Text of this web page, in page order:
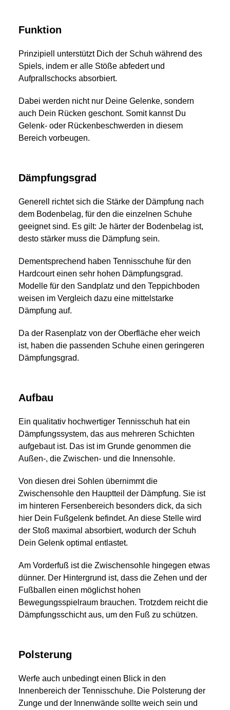
Funktion
Prinzipiell unterstützt Dich der Schuh während des
Spiels, indem er alle Stöße abfedert und
Aufprallschocks absorbiert.
Dabei werden nicht nur Deine Gelenke, sondern
auch Dein Rücken geschont. Somit kannst Du
Gelenk- oder Rückenbeschwerden in diesem
Bereich vorbeugen.
Dämpfungsgrad
Generell richtet sich die Stärke der Dämpfung nach
dem Bodenbelag, für den die einzelnen Schuhe
geeignet sind. Es gilt: Je härter der Bodenbelag ist,
desto stärker muss die Dämpfung sein.
Dementsprechend haben Tennisschuhe für den
Hardcourt einen sehr hohen Dämpfungsgrad.
Modelle für den Sandplatz und den Teppichboden
weisen im Vergleich dazu eine mittelstarke
Dämpfung auf.
Da der Rasenplatz von der Oberfläche eher weich
ist, haben die passenden Schuhe einen geringeren
Dämpfungsgrad.
Aufbau
Ein qualitativ hochwertiger Tennisschuh hat ein
Dämpfungssystem, das aus mehreren Schichten
aufgebaut ist. Das ist im Grunde genommen die
Außen-, die Zwischen- und die Innensohle.
Von diesen drei Sohlen übernimmt die
Zwischensohle den Hauptteil der Dämpfung. Sie ist
im hinteren Fersenbereich besonders dick, da sich
hier Dein Fußgelenk befindet. An diese Stelle wird
der Stoß maximal absorbiert, wodurch der Schuh
Dein Gelenk optimal entlastet.
Am Vorderfuß ist die Zwischensohle hingegen etwas
dünner. Der Hintergrund ist, dass die Zehen und der
Fußballen einen möglichst hohen
Bewegungsspielraum brauchen. Trotzdem reicht die
Dämpfungsschicht aus, um den Fuß zu schützen.
Polsterung
Werfe auch unbedingt einen Blick in den
Innenbereich der Tennisschuhe. Die Polsterung der
Zunge und der Innenwände sollte weich sein und